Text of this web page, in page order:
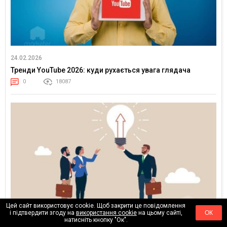
24.02.2026
Тренди YouTube 2026: куди рухається увага глядача
0 18087
Цей сайт використовує cookie. Щоб закрити це повідомлення
і підтвердити згоду на використання cookieна цьому сайті,
натисніть кнопку "Ок".
ОК